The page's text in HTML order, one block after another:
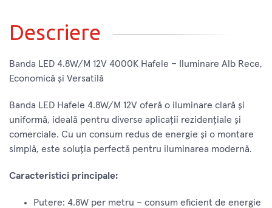
Descriere
Banda LED 4.8W/M 12V 4000K Hafele – Iluminare Alb Rece,
Economică și Versatilă
Banda LED Hafele 4.8W/M 12V oferă o iluminare clară și
uniformă, ideală pentru diverse aplicații rezidențiale și
comerciale. Cu un consum redus de energie și o montare
simplă, este soluția perfectă pentru iluminarea modernă.
Caracteristici principale:
Putere: 4.8W per metru – consum eficient de energie